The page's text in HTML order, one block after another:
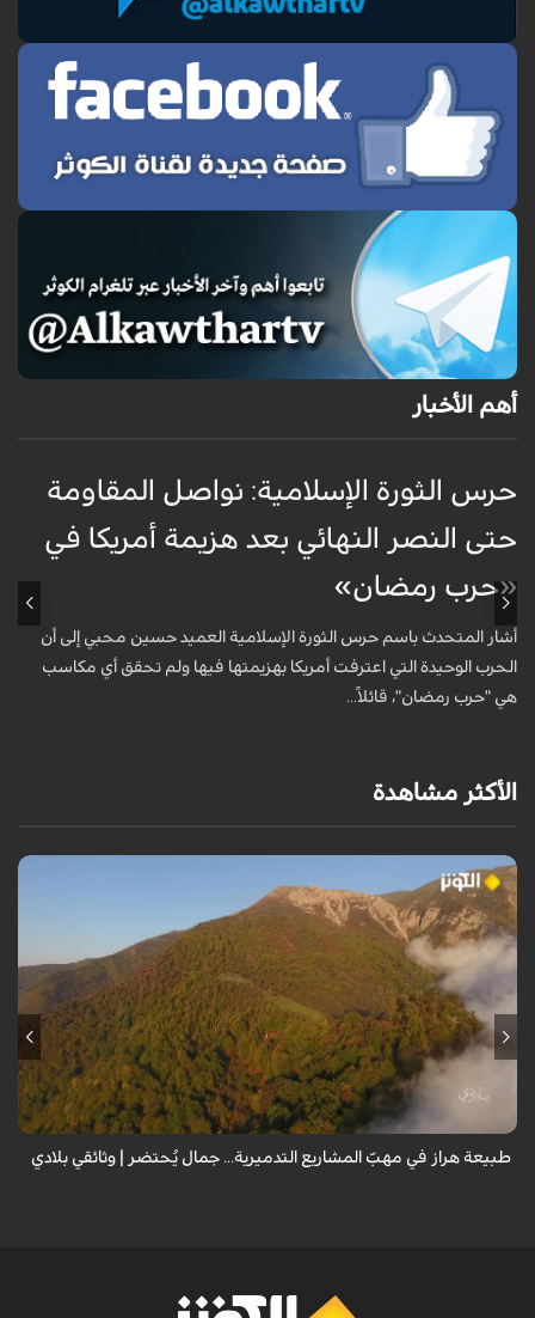
أهم الأخبار
حرس الثورة الإسلامية: نواصل المقاومة
حتى النصر النهائي بعد هزيمة أمريكا في
«حرب رمضان»
أشار المتحدث باسم حرس الثورة الإسلامية العميد حسين محبي إلى أن
الحرب الوحيدة التي اعترفت أمريكا بهزيمتها فيها ولم تحقق أي مكاسب
هي "حرب رمضان"، قائلاً...
الأكثر مشاهدة
من قلب طبيعة هراز التي كانت يوماً من أجمل الموائل الطبيعية في إيران، يحذر
المعد من كارثة بيئية: "وحش الأعمال والمشاريع التدميرية تنهش بجسم
طبيعة هراز في مهبّ المشاريع التدميرية... جمال يُحتضر | وثائقي بلادي